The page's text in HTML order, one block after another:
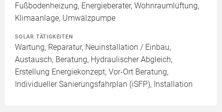
Fußbodenheizung, Energieberater, Wohnraumlüftung,
Klimaanlage, Umwälzpumpe
SOLAR TÄTIGKEITEN
Wartung, Reparatur, Neuinstallation / Einbau,
Austausch, Beratung, Hydraulischer Abgleich,
Erstellung Energiekonzept, Vor-Ort Beratung,
Individueller Sanierungsfahrplan (iSFP), Installation